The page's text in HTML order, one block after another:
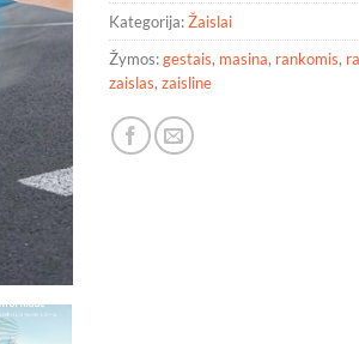
Kategorija:Žaislai
Žymos:gestais, masina, rankomis,
zaislas, zaisline